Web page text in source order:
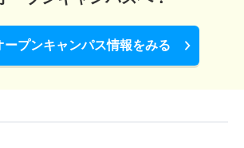
ープンキャンパス情報をみる